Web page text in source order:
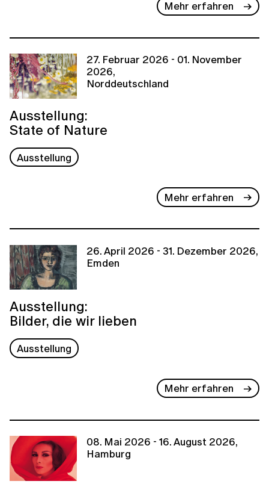
Mehr erfahren
27. Februar 2026 - 01. November
2026,
Norddeutschland
Ausstellung:
State of Nature
Ausstellung
Mehr erfahren
26. April 2026 - 31. Dezember 2026,
Emden
Ausstellung:
Bilder, die wir lieben
Ausstellung
Mehr erfahren
08. Mai 2026 - 16. August 2026,
Hamburg